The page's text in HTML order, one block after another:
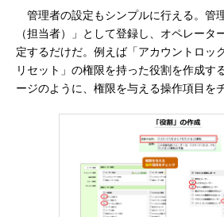
管理者の設定もシンプルに行える。管
（担当者）」として登録し、オペレータ
定するだけだ。例えば「アカウントロッ
リセット」の権限を持った役割を作成す
ージのように、権限を与える操作項目を